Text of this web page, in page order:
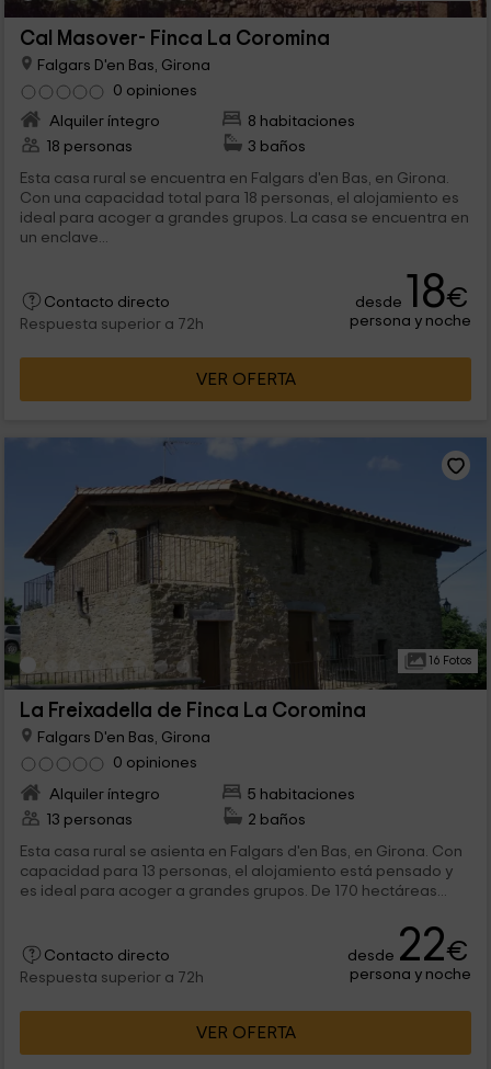
Cal Masover- Finca La Coromina
Falgars D'en Bas, Girona
0 opiniones
Alquiler íntegro
8 habitaciones
18 personas
3 baños
Esta casa rural se encuentra en Falgars d'en Bas, en Girona.
Con una capacidad total para 18 personas, el alojamiento es
ideal para acoger a grandes grupos. La casa se encuentra en
un enclave...
Contacto directo
Respuesta superior a 72h
desde 18€
persona y noche
VER OFERTA
16 Fotos
La Freixadella de Finca La Coromina
Falgars D'en Bas, Girona
0 opiniones
Alquiler íntegro
5 habitaciones
13 personas
2 baños
Esta casa rural se asienta en Falgars d'en Bas, en Girona. Con
capacidad para 13 personas, el alojamiento está pensado y
es ideal para acoger a grandes grupos. De 170 hectáreas...
Contacto directo
Respuesta superior a 72h
desde 22€
persona y noche
VER OFERTA